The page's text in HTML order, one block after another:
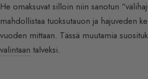
He omaksuvat silloin niin sanotun
mahdollistaa tuoksutauon ja hajuveden
vuoden mittaan. Tässä muutamia
valintaan talveksi.